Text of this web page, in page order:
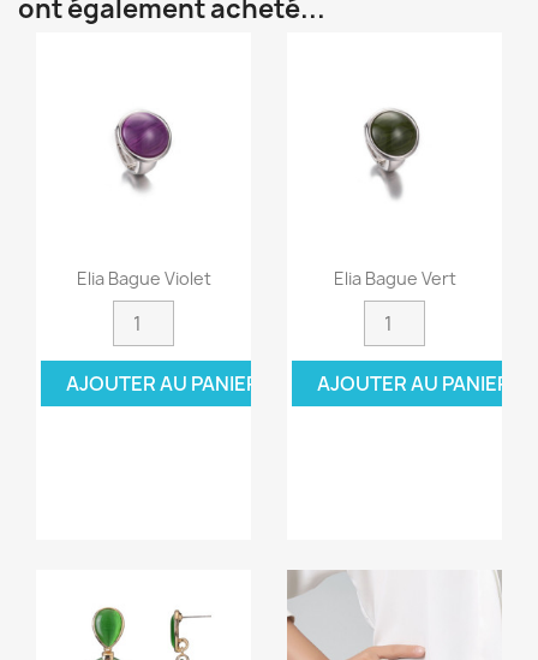
ont également acheté...
Elia Bague Violet
AJOUTER AU PANIER
Elia Bague Vert
AJOUTER AU PANIER